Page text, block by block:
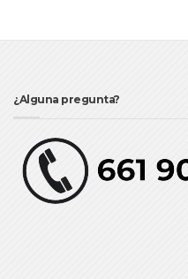
¿Alguna pregunta?